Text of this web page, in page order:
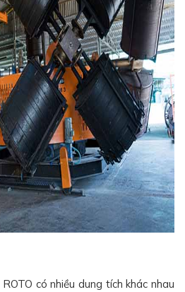
ROTO có nhiều dung tích khác nhau